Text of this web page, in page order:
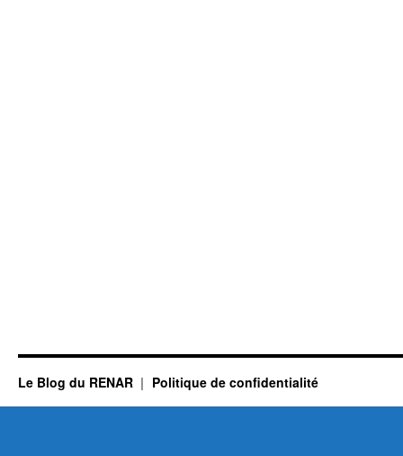
Le Blog du RENAR Politique de confidentialité